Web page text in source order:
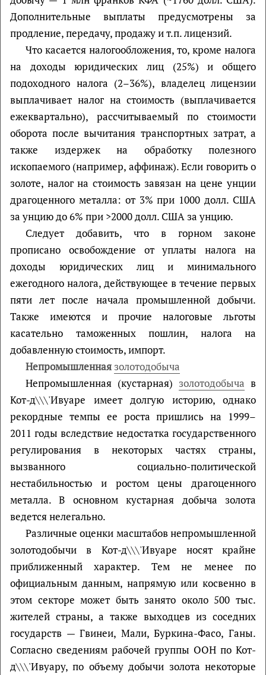
Дополнительные выплаты предусмотрены за
продление, передачу, продажу и т.п. лицензий.
Что касается налогообложения, то, кроме налога
на доходы юридических лиц (25%) и общего
подоходного налога (2–36%), владелец лицензии
выплачивает налог на стоимость (выплачивается
ежеквартально), рассчитываемый по стоимости
оборота после вычитания транспортных затрат, а
также издержек на обработку полезного
ископаемого (например, аффинаж). Если говорить о
золоте, налог на стоимость завязан на цене унции
драгоценного металла: от 3% при 1000 долл. США
за унцию до 6% при >2000 долл. США за унцию.
Следует добавить, что в горном законе
прописано освобождение от уплаты налога на
доходы юридических лиц и минимального
ежегодного налога, действующее в течение первых
пяти лет после начала промышленной добычи.
Также имеются и прочие налоговые льготы
касательно таможенных пошлин, налога на
добавленную стоимость, импорт.
Непромышленная золотодобыча
Непромышленная (кустарная) золотодобыча в
Кот-д\\\'Ивуаре имеет долгую историю, однако
рекордные темпы ее роста пришлись на 1999–
2011 годы вследствие недостатка государственного
регулирования в некоторых частях страны,
вызванного социально-политической
нестабильностью и ростом цены драгоценного
металла. В основном кустарная добыча золота
ведется нелегально.
Различные оценки масштабов непромышленной
золотодобычи в Кот-д\\\'Ивуаре носят крайне
приближенный характер. Тем не менее по
официальным данным, напрямую или косвенно в
этом секторе может быть занято около 500 тыс.
жителей страны, а также выходцев из соседних
государств — Гвинеи, Мали, Буркина-Фасо, Ганы.
Согласно сведениям рабочей группы ООН по Кот-
д\\\'Ивуару, по объему добычи золота некоторые